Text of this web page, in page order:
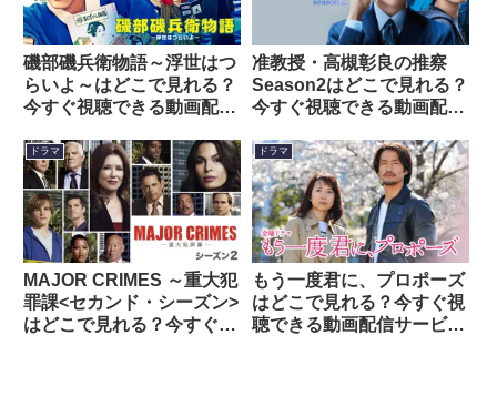
磯部磯兵衛物語～浮世はつ
らいよ～はどこで見れる？
今すぐ視聴できる動画配信
准教授・高槻彰良の推察
Season2はどこで見れる？
今すぐ視聴できる動画配信
ドラマ
MAJOR CRIMES ～重大犯
罪課<セカンド・シーズン>
はどこで見れる？今すぐ視
ドラマ
もう一度君に、プロポーズ
はどこで見れる？今すぐ視
聴できる動画配信サービス